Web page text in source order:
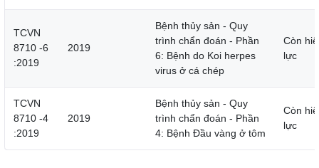
TCVN
8710 -6
:2019
2019
Bệnh thủy sản - Quy
trình chẩn đoán - Phần
6: Bệnh do Koi herpes
virus ở cá chép
Còn
lực
TCVN
8710 -4
:2019
2019
Bệnh thủy sản - Quy
trình chẩn đoán - Phần
4: Bệnh Đầu vàng ở tôm
Còn
lực